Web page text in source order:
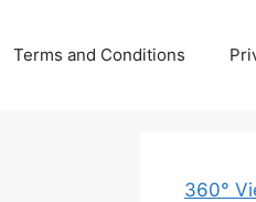
Terms and Conditions
360°